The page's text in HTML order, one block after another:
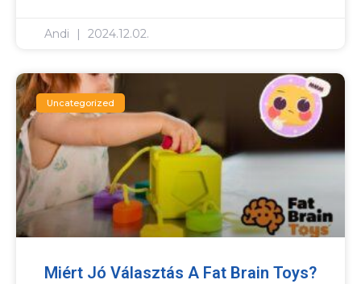
Andi 2024.12.02.
Uncategorized
Miért Jó Választás A Fat Brain Toys?